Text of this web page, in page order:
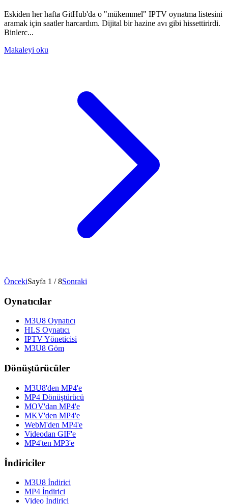
Eskiden her hafta GitHub'da o "mükemmel" IPTV oynatma listesini
aramak için saatler harcardım. Dijital bir hazine avı gibi hissettirirdi.
Binlerc...
Makaleyi oku
ÖncekiSayfa 1 / 8Sonraki
Oynatıcılar
M3U8 Oynatıcı
HLS Oynatıcı
IPTV Yöneticisi
M3U8 Göm
Dönüştürücüler
M3U8'den MP4'e
MP4 Dönüştürücü
MOV'dan MP4'e
MKV'den MP4'e
WebM'den MP4'e
Videodan GIF'e
MP4'ten MP3'e
İndiriciler
M3U8 İndirici
MP4 İndirici
Video İndirici